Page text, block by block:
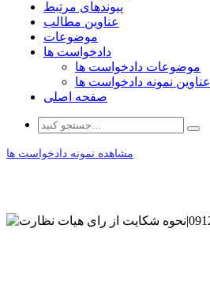
پیوندهای مرتبط
عناوین مطالب
موضوعات
دادخواست ها
موضوعات دادخواست ها
عناوین نمونه دادخواست ها
صفحه اصلی
مشاهده نمونه دادخواست ها